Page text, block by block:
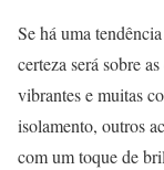
Se há uma
certeza será sobre
vibrantes e muitas
isolamento, outros
com um toque de